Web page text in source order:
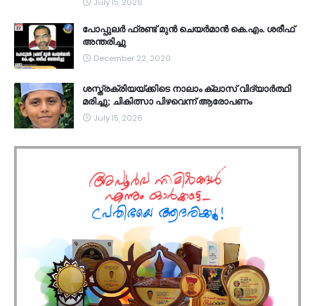
July 15, 2026
പോപ്പുലർ ഫ്രണ്ട്​ മുൻ ചെയർമാൻ കെ.എം. ശരീഫ്​
അന്തരിച്ചു
December 22, 2020
ശസ്ത്രക്രിയയ്ക്കിടെ നാലാം ക്ലാസ് വിദ്യാർത്ഥി
മരിച്ചു; ചികിത്സാ പിഴവെന്ന് ആരോപണം
July 15, 2026